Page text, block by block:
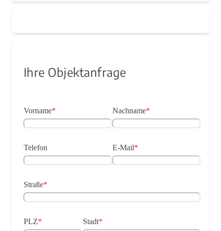
Ihre Objektanfrage
Vorname* Nachname*
Telefon E-Mail*
Straße*
PLZ* Stadt*